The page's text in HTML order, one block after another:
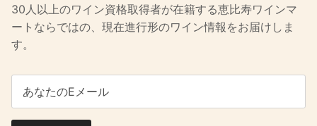
30人以上のワイン資格取得者が在籍する恵比寿ワインマ
ートならではの、現在進行形のワイン情報をお届けしま
す。